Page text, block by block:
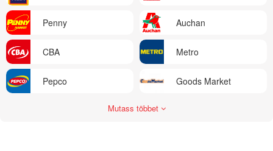
Penny Auchan
CBA Metro
Pepco Goods Market
Mutass többet